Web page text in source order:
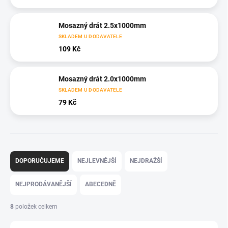
Mosazný drát 2.5x1000mm
SKLADEM U DODAVATELE
109 Kč
Mosazný drát 2.0x1000mm
SKLADEM U DODAVATELE
79 Kč
Ř
z
í
DOPORUČUJEME NEJLEVNĚJŠÍ NEJDRAŽŠÍ
NEJPRODÁVANĚJŠÍ ABECEDNĚ
8 položek celkem